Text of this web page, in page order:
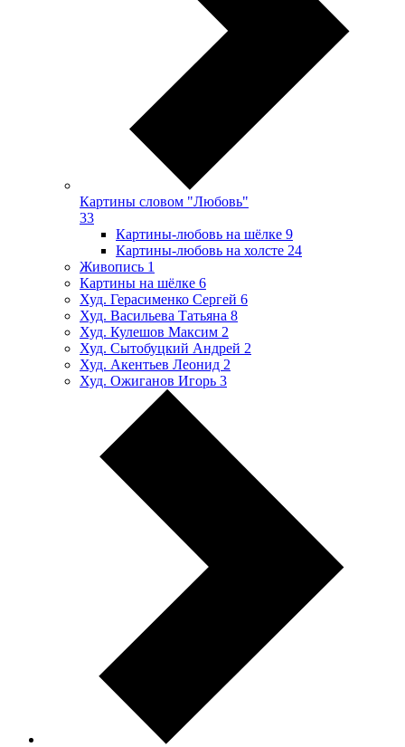
Картины словом "Любовь"
33
Картины-любовь на шёлке 9
Картины-любовь на холсте 24
Живопись 1
Картины на шёлке 6
Худ. Герасименко Сергей 6
Худ. Васильева Татьяна 8
Худ. Кулешов Максим 2
Худ. Сытобуцкий Андрей 2
Худ. Акентьев Леонид 2
Худ. Ожиганов Игорь 3